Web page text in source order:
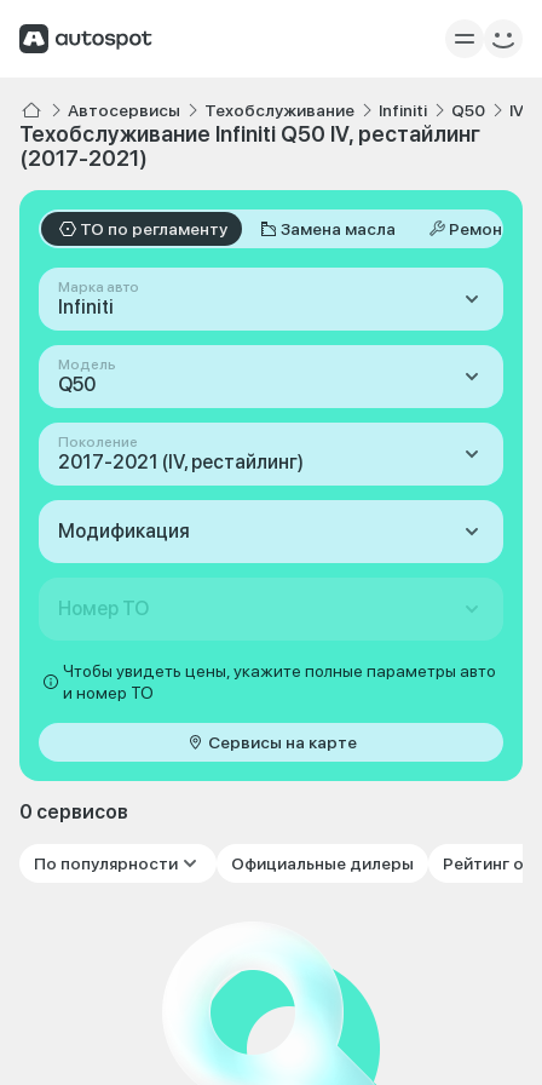
Автосервисы Техобслуживание Infiniti Q50 IV,
Техобслуживание Infiniti Q50 IV, рестайлинг
(2017-2021)
ТО по регламенту Замена масла Ремонт
Марка авто
Infiniti
Модель
Q50
Поколение
2017-2021 (IV, рестайлинг)
Модификация
Номер ТО
Чтобы увидеть цены, укажите полные параметры авто
и номер ТО
Сервисы на карте
0 сервисов
По популярности Официальные дилеры Рейтинг